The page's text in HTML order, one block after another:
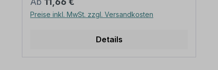
Parkräumen oder Parkhäusern der
Städte, Gemeinden und Unternehmen
Parkplatzschildes kann mittels eines
werden. Merkmale des Parkplatzschildes /
Preise inkl. MwSt. zzgl. Versandkosten
Details